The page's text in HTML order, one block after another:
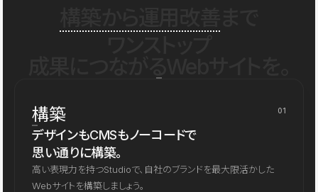
構築 01
デザインもCMSもノーコードで
思い通りに構築。
高い表現力を持つStudioで、自社のブランドを最大限活かした
Webサイトを構築しましょう。